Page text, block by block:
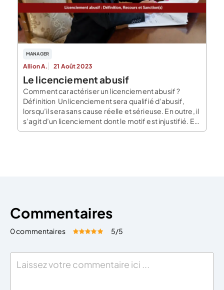
MANAGER
Allion A. 21 Août 2023
Le licenciement abusif
Comment caractériser un licenciement abusif ?
Définition Un licenciement sera qualifié d’abusif,
lorsqu’il sera sans cause réelle et sérieuse. En outre, il
s’agit d’un licenciement dont le motif est injustifié. En
effet, lorsqu’il s’agit de licencier un salarié, la cause
Commentaires
0 commentaires Évaluez cet article:
5/5